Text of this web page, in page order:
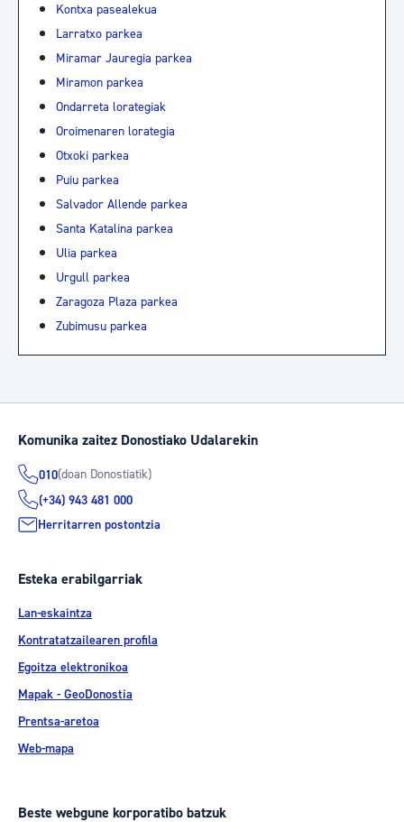
Kontxa pasealekua
Larratxo parkea
Miramar Jauregia parkea
Miramon parkea
Ondarreta lorategiak
Oroimenaren lorategia
Otxoki parkea
Puiu parkea
Salvador Allende parkea
Santa Katalina parkea
Ulia parkea
Urgull parkea
Zaragoza Plaza parkea
Zubimusu parkea
Komunika zaitez Donostiako Udalarekin
010(doan Donostiatik)
(+34) 943 481 000
Herritarren postontzia
Esteka erabilgarriak
Lan-eskaintza
Kontratatzailearen profila
Egoitza elektronikoa
Mapak - GeoDonostia
Prentsa-aretoa
Web-mapa
Beste webgune korporatibo batzuk